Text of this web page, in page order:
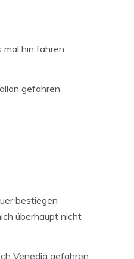
mal hin fahren
gefahren
bestiegen
überhaupt nicht
Venedig gefahren